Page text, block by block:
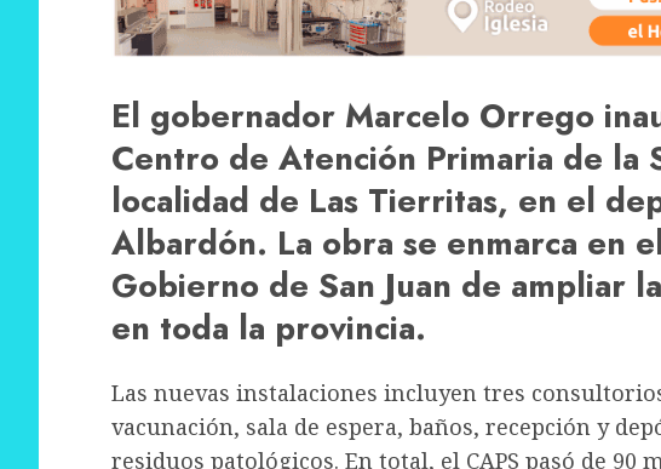
El gobernador Marcelo Orrego
Centro de Atención Primaria de la
localidad de Las Tierritas, en el
Albardón. La obra se enmarca en
Gobierno de San Juan de ampliar
en toda la provincia.
Las nuevas instalaciones incluyen tres
vacunación, sala de espera, baños, recepción y
residuos patológicos. En total, el CAPS pasó de 90